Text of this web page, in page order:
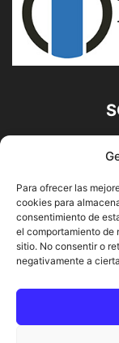
Para ofrecer las
cookies para
consentimiento de
el comportamiento de
sitio. No consentir o
negativamente a
Diario Alhaurín
Francisco E.
Alhaurín